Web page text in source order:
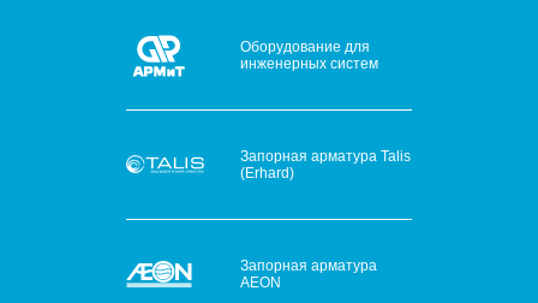
Оборудование для
инженерных систем
Запорная арматура Talis
(Erhard)
Запорная арматура
AEON